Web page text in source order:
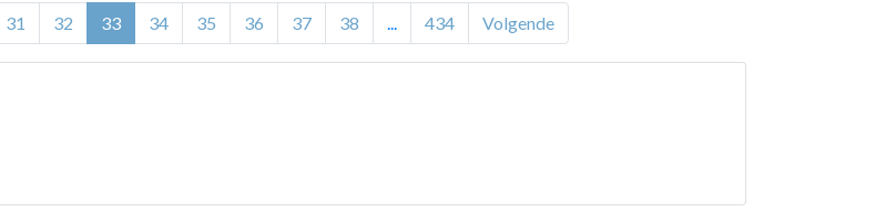
31 32 33 34 35 36 37 38 434 Volgende